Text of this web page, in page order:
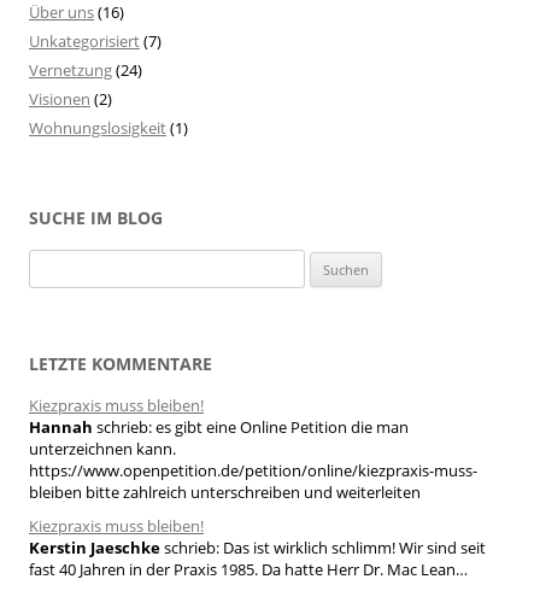
Über uns(16)
Unkategorisiert(7)
Vernetzung(24)
Visionen (2)
Wohnungslosigkeit(1)
SUCHE IM BLOG
u
n
n
a
c
h
:
LETZTE KOMMENTARE
Kiezpraxis muss bleiben!
Hannah schrieb:es gibt eine Online Petition die man
unterzeichnen kann.
https://www.openpetition.de/petition/online/kiezpraxis-muss-
bleiben bitte zahlreich unterschreiben und weiterleiten
Kiezpraxis muss bleiben!
Kerstin Jaeschkeschrieb: Das ist wirklich schlimm! Wir sind seit
fast 40 Jahren in der Praxis 1985. Da hatte Herr Dr. Mac Lean…